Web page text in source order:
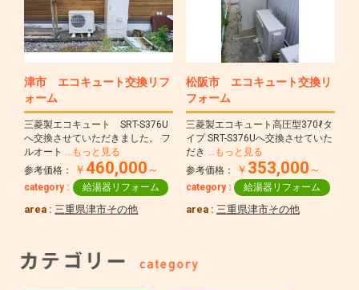
津市 エコキュート交換リフ
ォーム
三菱製エコキュート SRT-S376U
へ交換させていただきました。 フ
ルオート …もっと見る
参考価格：
￥ 460,000 ～
category : 給湯器リフォーム
area : 三重県津市その他
松阪市 エコキュート交換リ
フォーム
三菱製エコキュート高圧型370ℓタ
イプ SRT-S376Uへ交換させていた
だき …もっと見る
参考価格：
￥ 353,000 ～
category : 給湯器リフォーム
area : 三重県津市その他